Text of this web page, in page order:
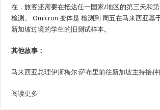
在，旅客还需要在抵达任一国家/地区的第三天和
检测。 Omicron 变体是检测到 周五在马来西亚基
新加坡过境的学生的旧测试样本。
其他故事：
马来西亚总理伊斯梅尔·萨布里前往新加坡主持接
阅读更多